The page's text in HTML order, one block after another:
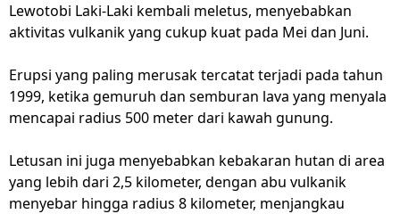
Lewotobi Laki-Laki kembali meletus, menyebabkan
aktivitas vulkanik yang cukup kuat pada Mei dan Juni.
Erupsi yang paling merusak tercatat terjadi pada tahun
1999, ketika gemuruh dan semburan lava yang menyala
mencapai radius 500 meter dari kawah gunung.
Letusan ini juga menyebabkan kebakaran hutan di area
yang lebih dari 2,5 kilometer, dengan abu vulkanik
menyebar hingga radius 8 kilometer, menjangkau